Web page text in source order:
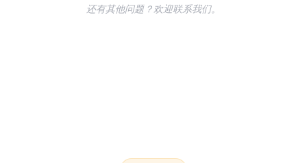
还有其他问题？欢迎联系我们。